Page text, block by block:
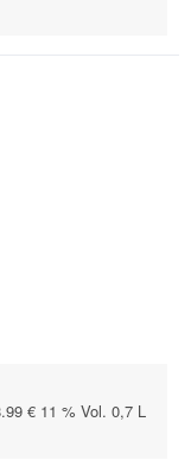
€ 11 % Vol. 0,7 L